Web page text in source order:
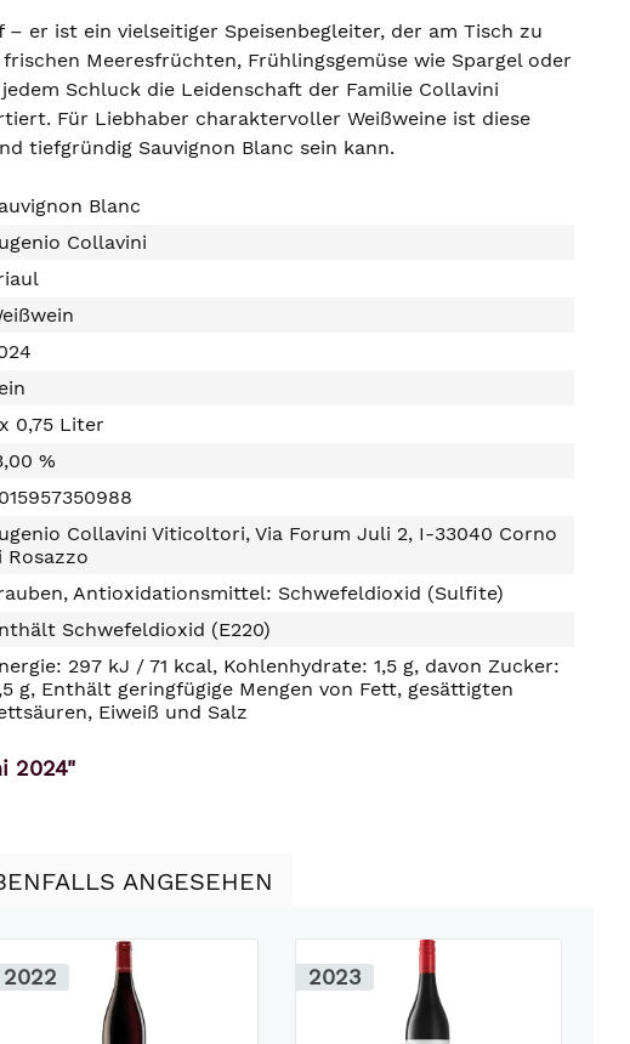
er ist ein vielseitiger Speisenbegleiter, der am Tisch zu
Meeresfrüchten, Frühlingsgemüse wie Spargel oder
Schluck die Leidenschaft der Familie Collavini
Für Liebhaber charaktervoller Weißweine ist diese
tiefgründig Sauvignon Blanc sein kann.
Blanc
Collavini
0,75 Liter
%
Collavini Viticoltori, Via Forum Juli 2, I-33040 Corno
Rosazzo
Antioxidationsmittel: Schwefeldioxid (Sulfite)
Schwefeldioxid (E220)
297 kJ / 71 kcal, Kohlenhydrate: 1,5 g, davon Zucker:
g, Enthält geringfügige Mengen von Fett, gesättigten
Eiweiß und Salz
2024"
ANGESEHEN
2022 2023